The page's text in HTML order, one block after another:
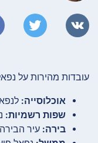
עובדות מהירות על
אוכלוסייה: לנפאל
שפות רשמיות:
בירה: עיר